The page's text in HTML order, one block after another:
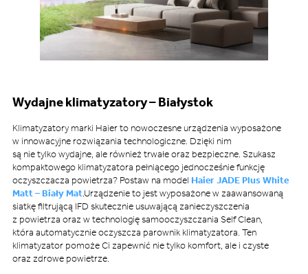
Wydajne klimatyzatory – Białystok
Klimatyzatory marki Haier to nowoczesne urządzenia wyposażone
w innowacyjne rozwiązania technologiczne. Dzięki nim
są nie tylko wydajne, ale również trwałe oraz bezpieczne. Szukasz
kompaktowego klimatyzatora pełniącego jednocześnie funkcję
oczyszczacza powietrza? Postaw na model Haier JADE Plus White
Matt – Biały Mat.Urządzenie to jest wyposażone w zaawansowaną
siatkę filtrującą IFD skutecznie usuwającą zanieczyszczenia
z powietrza oraz w technologię samooczyszczania Self Clean,
która automatycznie oczyszcza parownik klimatyzatora. Ten
klimatyzator pomoże Ci zapewnić nie tylko komfort, ale i czyste
oraz zdrowe powietrze.